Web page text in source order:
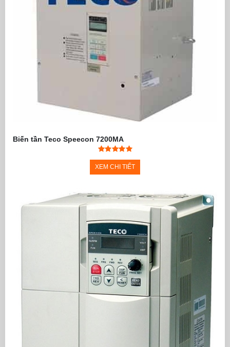
Biến tần Teco Speecon 7200MA
XEM CHI TIẾT